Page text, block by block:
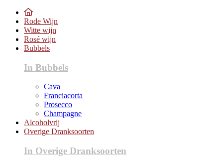
Rode Wijn
Witte wijn
Rosé wijn
Bubbels
In Bubbels
Cava
Franciacorta
Prosecco
Champagne
Alcoholvrij
Overige Dranksoorten
In Overige Dranksoorten